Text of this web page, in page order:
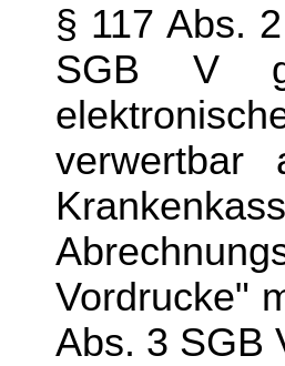
§ 117 Abs.
SGB V
verwertbar
Vordrucke"
Abs. 3 SGB